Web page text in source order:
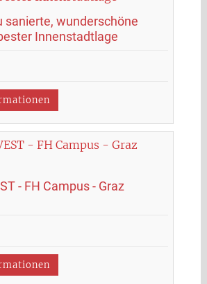
sanierte, wunderschöne
Innenstadtlage
- FH Campus - Graz